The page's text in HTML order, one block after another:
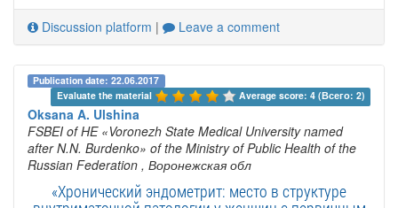
Discussion platform | Leave a comment
Publication date: 22.06.2017
Evaluate the material
Average score: 4 (Всего: 2)
Oksana A. Ulshina
FSBEI of HE «Voronezh State Medical University named
after N.N. Burdenko» of the Ministry of Public Health of the
Russian Federation , Воронежская обл
«Хронический эндометрит: место в структуре